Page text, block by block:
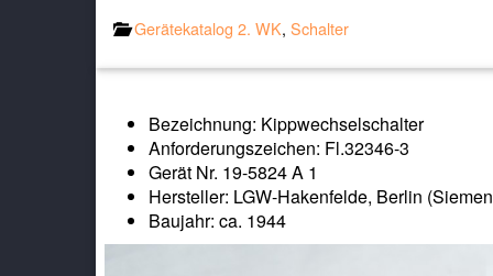
Gerätekatalog 2. WK, Schalter
Bezeichnung: Kippwechselschalter
Anforderungszeichen: Fl.32346-3
Gerät Nr. 19-5824 A 1
Hersteller: LGW-Hakenfelde, Berlin
Baujahr: ca. 1944